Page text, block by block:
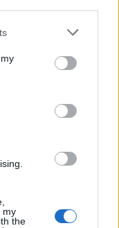
my
the
de la
no es ya una
aplicación
desde su
sentencia y
la sustitución